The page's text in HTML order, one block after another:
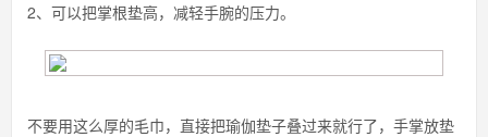
2、可以把掌根垫高，减轻手腕的压力。
不要用这么厚的毛巾，直接把瑜伽垫子叠过来就行了，手掌放垫